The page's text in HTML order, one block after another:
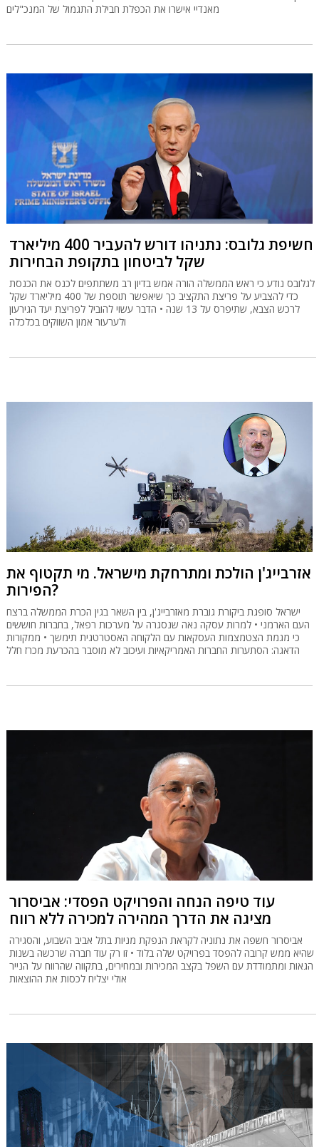
מאנדיי אישרו את הכפלת חבילת התגמול של המנכ"לים
חשיפת גלובס: נתניהו דורש להעביר 400 מיליארד
שקל לביטחון בתקופת הבחירות
לגלובס נודע כי ראש הממשלה הורה אמש בדיון רב משתתפים לכנס את הכנסת
כדי להצביע על פריצת התקציב כך שיאפשר תוספת של 400 מיליארד שקל
לרכש הצבא, שתיפרס על 13 שנה • הדבר עשוי להוביל לפריצת יעד הגירעון
ולערעור אמון השווקים בכלכלה
אזרבייג'ן הולכת ומתרחקת מישראל. מי תקטוף את
הפירות?
ישראל סופגת ביקורת גוברת מאזרבייג'ן, בין השאר בגין הכרת הממשלה ברצח
העם הארמני • למרות עסקה נאה שנסגרה על מערכות רפאל, בחברות חוששים
כי מגמת הצטמצמות העסקאות עם הלקוחה האסטרטגית תימשך • ממקורות
הדאגה: הסתערות החברות האמריקאיות ועיכוב לא מוסבר בהכרעת מכרז חלל
עוד טיפה הנחה והפרויקט הפסדי: אביסרור
מציגה את הדרך המהירה למכירה ללא רווח
אביסרור חשפה את נתוניה לקראת הנפקת מניות בתל אביב השבוע, והסגירה
שהיא ממש קרובה להפסד בפרויקט שלה בלוד • זו רק עוד חברה שרכשה בשנות
הגאות ומתמודדת עם השפל בקצב המכירות ובמחירים, בתקווה שהרווח על הנייר
אולי יצליח לכסות את ההוצאות